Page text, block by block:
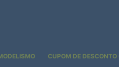
CUPOM DE DESCONTO